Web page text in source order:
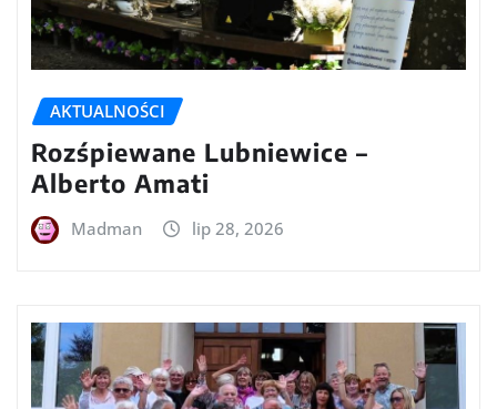
AKTUALNOŚCI
Rozśpiewane Lubniewice –
Alberto Amati
Madman lip 28, 2026